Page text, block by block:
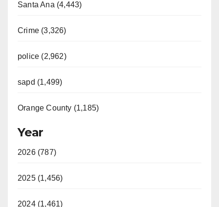
Santa Ana (4,443)
Crime (3,326)
police (2,962)
sapd (1,499)
Orange County (1,185)
Year
2026 (787)
2025 (1,456)
2024 (1,461)